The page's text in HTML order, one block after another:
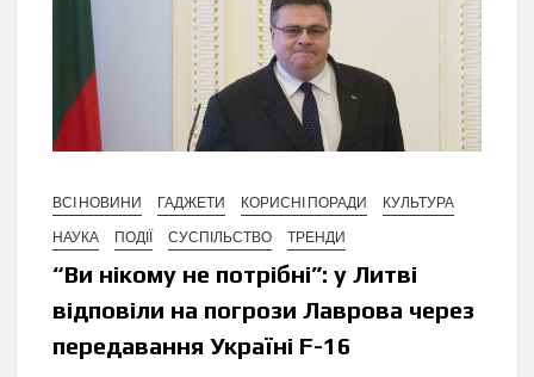
ВСІ НОВИНИ ГАДЖЕТИ КОРИСНІ ПОРАДИ
КУЛЬТУРА
НАУКА
ПОДІЇ СУСПІЛЬСТВО ТРЕНДИ
“Ви нікому не потрібні”: у Литві
відповіли на погрози Лаврова через
передавання Україні F-16